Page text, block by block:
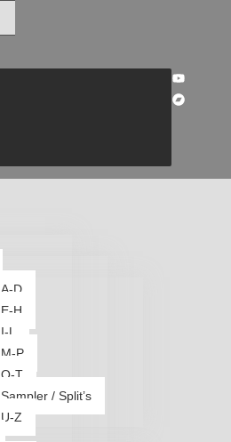
A-D
E-H
I-L
M-P
Q-T
Sampler / Split’s
U-Z